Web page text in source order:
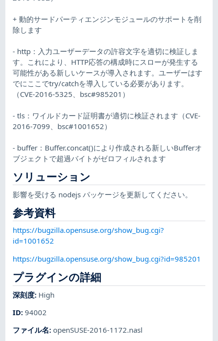
+ 動的サードパーティエンジンモジュールのサポートを削
除します
- http：入力ユーザーデータの許容文字を適切に検証しま
す。これにより、HTTP応答の構成時にスローが発生する
可能性がある新しいケースが導入されます。ユーザーはす
でにここでtry/catchを導入している必要があります。
（CVE-2016-5325、bsc#985201）
- tls：ワイルドカード証明書が適切に検証されます（CVE-
2016-7099、bsc#1001652）
- buffer：Buffer.concat()により作成される新しいBufferオ
ブジェクトで超過バイトがゼロフィルされます
ソリューション
影響を受ける nodejs パッケージを更新してください。
参考資料
https://bugzilla.opensuse.org/show_bug.cgi?
id=1001652
https://bugzilla.opensuse.org/show_bug.cgi?id=985201
プラグインの詳細
深刻度: High
ID:94002
ファイル名: openSUSE-2016-1172.nasl